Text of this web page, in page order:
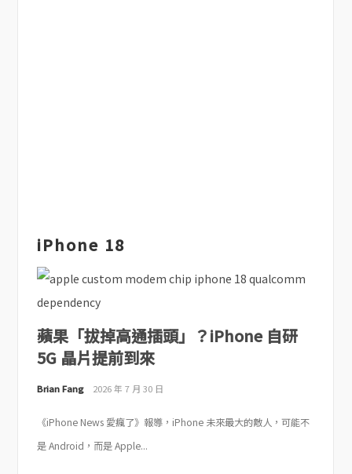
iPhone 18
蘋果「拔掉高通插頭」？iPhone 自研
5G 晶片提前到來
Brian Fang 2026 年 7 月 30 日
《iPhone News 愛瘋了》報導，iPhone 未來最大的敵人，可能不
是 Android，而是 Apple...